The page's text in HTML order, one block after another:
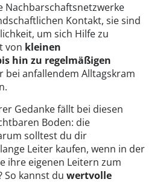
Nachbarschaftsnetzwerke
Kontakt, sie sind
um sich Hilfe zu
von kleinen
hin zu regelmäßigen
bei anfallendem Alltagskram
Gedanke fällt bei diesen
Boden: die
solltest du dir
Leiter kaufen, wenn in der
ihre eigenen Leitern zum
So kannst du wertvolle